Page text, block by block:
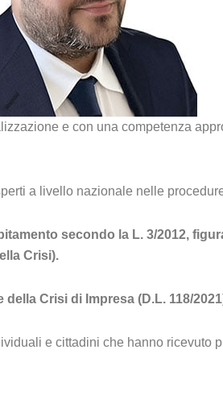
e con una competenza
a livello nazionale nelle
secondo la L. 3/2012,
Crisi).
Crisi di Impresa (D.L. 118/
e cittadini che hanno ricevuto